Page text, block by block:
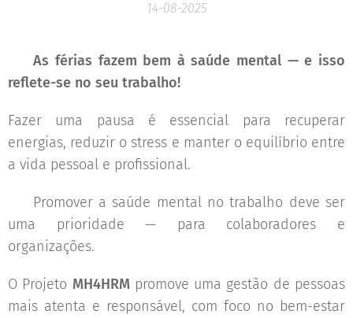
14-08-2025
🧠As férias fazem bem à saúde mental — e isso
reflete-se no seu trabalho!
Fazer uma pausa é essencial para recuperar
energias, reduzir o stress e manter o equilíbrio entre
a vida pessoal e profissional.
👉Promover a saúde mental no trabalho deve ser
uma prioridade — para colaboradores e
organizações.
O Projeto MH4HRM promove uma gestão de pessoas
mais atenta e responsável, com foco no bem-estar